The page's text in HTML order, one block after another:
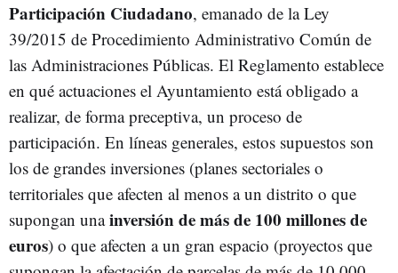
Participación Ciudadano, emanado de la Ley
39/2015 de Procedimiento Administrativo Común de
las Administraciones Públicas. El Reglamento establece
en qué actuaciones el Ayuntamiento está obligado a
realizar, de forma preceptiva, un proceso de
participación. En líneas generales, estos supuestos son
los de grandes inversiones (planes sectoriales o
territoriales que afecten al menos a un distrito o que
supongan unainversión de más de 100 millones de
euros) o que afecten a un gran espacio (proyectos que